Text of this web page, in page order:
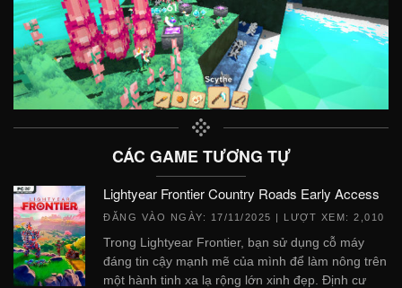
CÁC GAME TƯƠNG TỰ
Lightyear Frontier Country Roads Early Access
ĐĂNG VÀO NGÀY: 17/11/2025 | LƯỢT XEM: 2,010
Trong Lightyear Frontier, bạn sử dụng cỗ máy
đáng tin cậy mạnh mẽ của mình để làm nông trên
một hành tinh xa lạ rộng lớn xinh đẹp. Định cư